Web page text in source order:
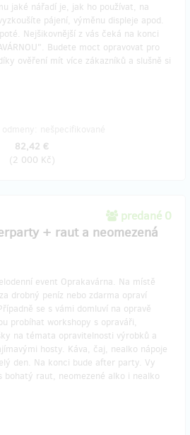
jaké nářadí je, jak ho používat, na
pájení, výměnu displeje apod.
Nejšikovnější z vás čeká na konci
Budete moct opravovat pro
ověření mít více zákazníků a slušně si
82,42 €
(2 000 Kč)
predané 0
+ raut a neomezená
event Oprakavárna. Na místě
drobný peníz nebo zdarma opraví
se s vámi domluví na opravě
probíhat workshopy s opraváři,
na témata opravitelnosti výrobků a
hosty. Káva, čaj, nealko nápoje
den. Na konci bude after party. Vy
bohatý raut, neomezené alko i nealko